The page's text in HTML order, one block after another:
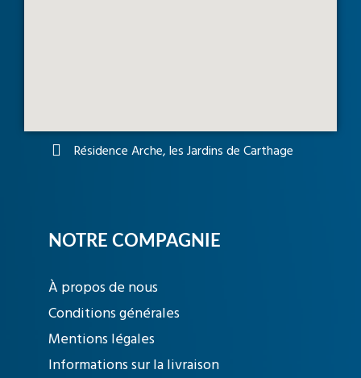
Résidence Arche, les Jardins de Carthage
NOTRE COMPAGNIE
À propos de nous
Conditions générales
Mentions légales
Informations sur la livraison